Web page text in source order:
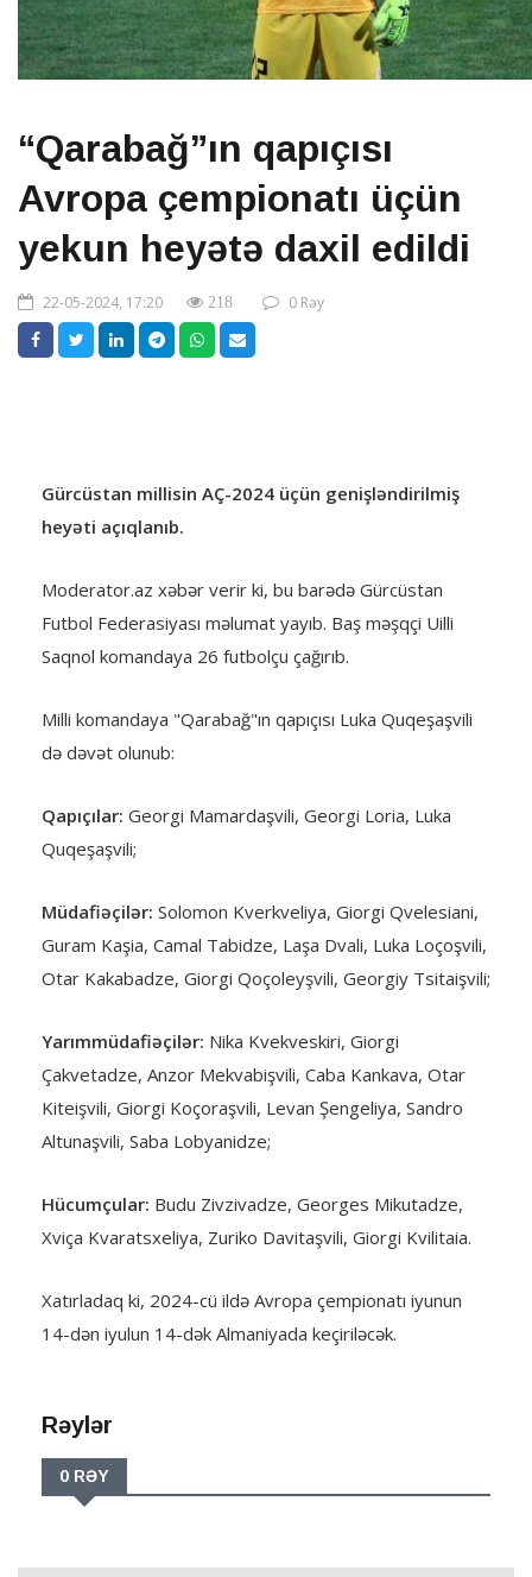
“Qarabağ”ın qapıçısı
Avropa çempionatı üçün
yekun heyətə daxil edildi
22-05-2024, 17:20 218 0 Rəy
Gürcüstan millisin AÇ-2024 üçün genişləndirilmiş
heyəti açıqlanıb.
Moderator.az xəbər verir ki, bu barədə Gürcüstan
Futbol Federasiyası məlumat yayıb. Baş məşqçi Uilli
Saqnol komandaya 26 futbolçu çağırıb.
Milli komandaya "Qarabağ"ın qapıçısı Luka Quqeşaşvili
də dəvət olunub:
Qapıçılar: Georgi Mamardaşvili, Georgi Loria, Luka
Quqeşaşvili;
Müdafiəçilər: Solomon Kverkveliya, Giorgi Qvelesiani,
Guram Kaşia, Camal Tabidze, Laşa Dvali, Luka Loçoşvili,
Otar Kakabadze, Giorgi Qoçoleyşvili, Georgiy Tsitaişvili;
Yarımmüdafiəçilər: Nika Kvekveskiri, Giorgi
Çakvetadze, Anzor Mekvabişvili, Caba Kankava, Otar
Kiteişvili, Giorgi Koçoraşvili, Levan Şengeliya, Sandro
Altunaşvili, Saba Lobyanidze;
Hücumçular: Budu Zivzivadze, Georges Mikutadze,
Xviça Kvaratsxeliya, Zuriko Davitaşvili, Giorgi Kvilitaia.
Xatırladaq ki, 2024-cü ildə Avropa çempionatı iyunun
14-dən iyulun 14-dək Almaniyada keçiriləcək.
Rəylər
0 RƏY